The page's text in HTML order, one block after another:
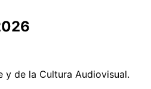
y de la Cultura Audiovisual.